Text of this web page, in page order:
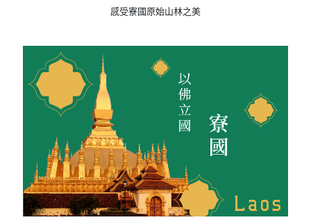
感受寮國原始山林之美